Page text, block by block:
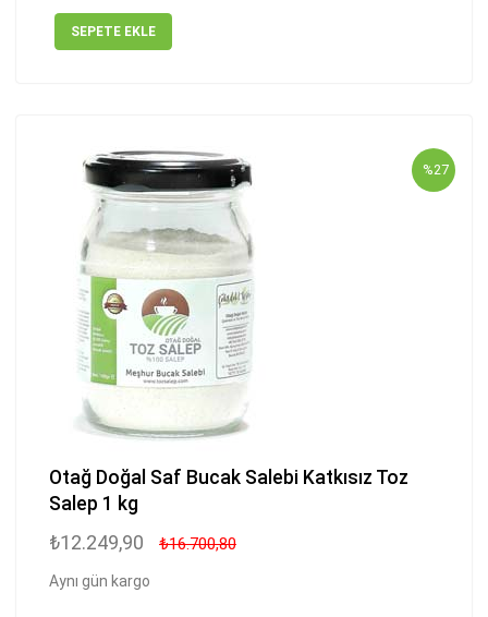
SEPETE EKLE
%27
Otağ Doğal Saf Bucak Salebi Katkısız Toz
Salep 1 kg
₺12.249,90 ₺16.700,80
Aynı gün kargo